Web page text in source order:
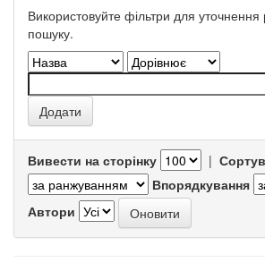
Використовуйте фільтри для уточнення
пошуку.
Вивести на сторінку |
Впорядкування
Автори